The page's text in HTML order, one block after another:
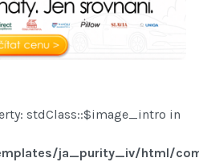
stdClass::$image_intro in
ja_purity_iv/html/